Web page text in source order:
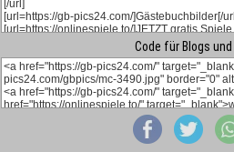
Code für Blogs und